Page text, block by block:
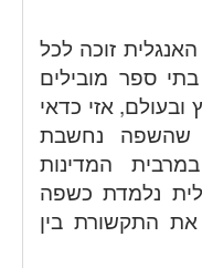
זוכה לכל
ספר מובילים
ובעולם, אזי כדאי
שהשפה נחשבת
המדינות
נלמדת כשפה
התקשורת בין